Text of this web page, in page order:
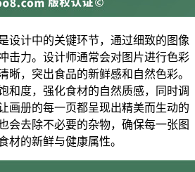
设计中的关键环节，通过细致的图像
击力。设计师通常会对图片进行色彩
晰，突出食品的新鲜感和自然色彩。
和度，强化食材的自然质感，同时调
画册的每一页都呈现出精美而生动的
会去除不必要的杂物，确保每一张图
材的新鲜与健康属性。